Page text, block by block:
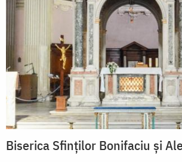
Biserica Sfinților Bonifaciu și